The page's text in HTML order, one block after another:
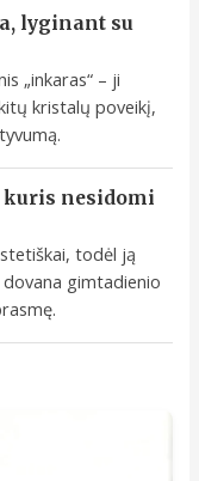
lyginant su
„inkaras“ – ji
kristalų poveikį,
kuris nesidomi
todėl ją
gimtadienio